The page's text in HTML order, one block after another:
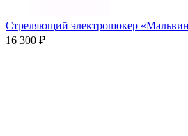
Стреляющий электрошокер
16 300 ₽